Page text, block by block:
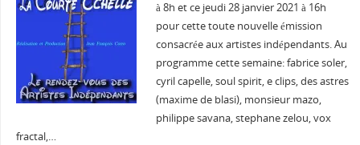
à 8h et ce jeudi 28 janvier 2021 à 16h
pour cette toute nouvelle émission
consacrée aux artistes indépendants. Au
programme cette semaine: fabrice soler,
cyril capelle, soul spirit, e clips, des astres
(maxime de blasi), monsieur mazo,
philippe savana, stephane zelou, vox
fractal,…